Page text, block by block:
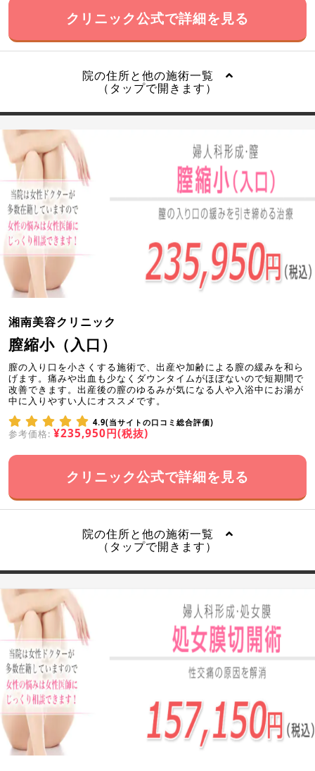
クリニック公式で詳細を見る
院の住所と他の施術一覧
（タップで開きます）
湘南美容クリニック
膣縮小（入口）
膣の入り口を小さくする施術で、出産や加齢による膣の緩みを和ら
げます。痛みや出血も少なくダウンタイムがほぼないので短期間で
改善できます。出産後の膣のゆるみが気になる人や入浴中にお湯が
中に入りやすい人にオススメです。
4.9(当サイトの口コミ総合評価)
参考価格: ¥235,950円(税抜)
クリニック公式で詳細を見る
院の住所と他の施術一覧
（タップで開きます）